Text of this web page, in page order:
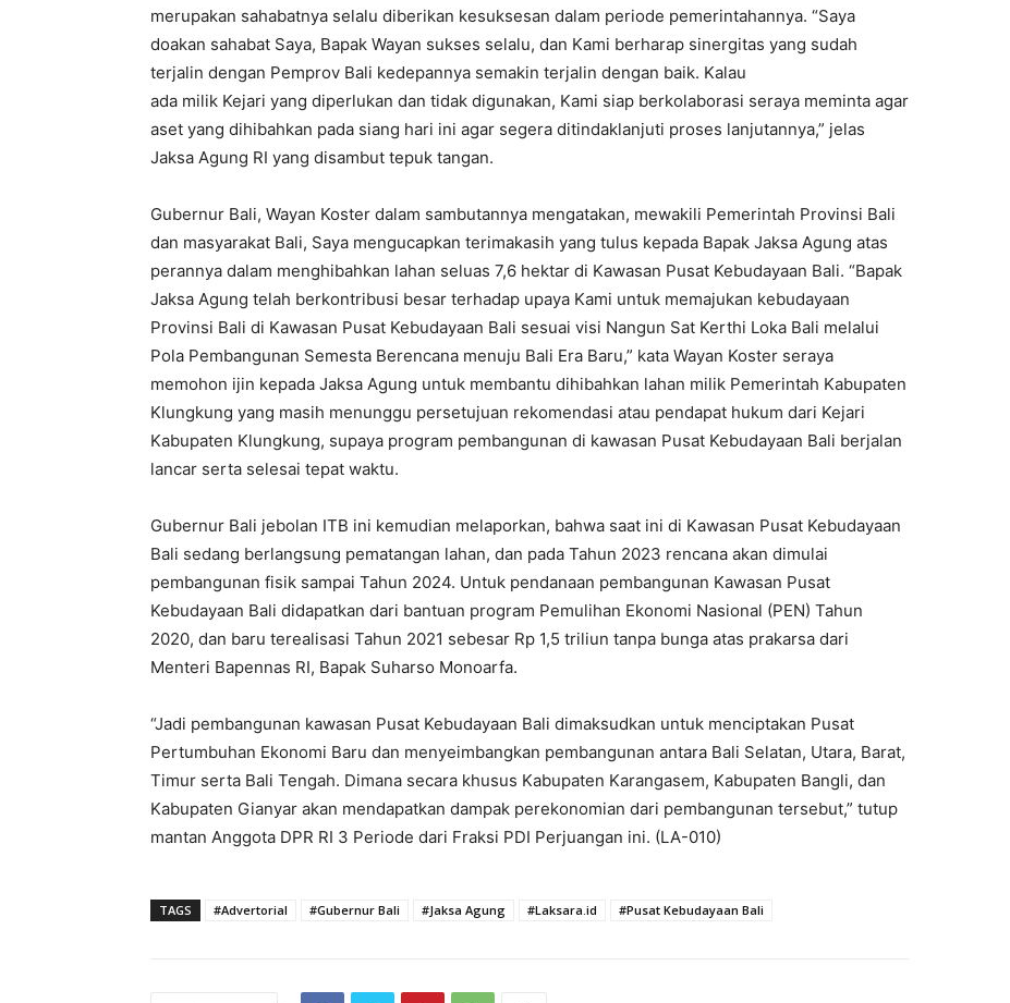
merupakan sahabatnya selalu diberikan kesuksesan dalam periode pemerintahannya. “Saya
doakan sahabat Saya, Bapak Wayan sukses selalu, dan Kami berharap sinergitas yang sudah
terjalin dengan Pemprov Bali kedepannya semakin terjalin dengan baik. Kalau
ada milik Kejari yang diperlukan dan tidak digunakan, Kami siap berkolaborasi seraya meminta agar
aset yang dihibahkan pada siang hari ini agar segera ditindaklanjuti proses lanjutannya,” jelas
Jaksa Agung RI yang disambut tepuk tangan.
Gubernur Bali, Wayan Koster dalam sambutannya mengatakan, mewakili Pemerintah Provinsi Bali
dan masyarakat Bali, Saya mengucapkan terimakasih yang tulus kepada Bapak Jaksa Agung atas
perannya dalam menghibahkan lahan seluas 7,6 hektar di Kawasan Pusat Kebudayaan Bali. “Bapak
Jaksa Agung telah berkontribusi besar terhadap upaya Kami untuk memajukan kebudayaan
Provinsi Bali di Kawasan Pusat Kebudayaan Bali sesuai visi Nangun Sat Kerthi Loka Bali melalui
Pola Pembangunan Semesta Berencana menuju Bali Era Baru,” kata Wayan Koster seraya
memohon ijin kepada Jaksa Agung untuk membantu dihibahkan lahan milik Pemerintah Kabupaten
Klungkung yang masih menunggu persetujuan rekomendasi atau pendapat hukum dari Kejari
Kabupaten Klungkung, supaya program pembangunan di kawasan Pusat Kebudayaan Bali berjalan
lancar serta selesai tepat waktu.
Gubernur Bali jebolan ITB ini kemudian melaporkan, bahwa saat ini di Kawasan Pusat Kebudayaan
Bali sedang berlangsung pematangan lahan, dan pada Tahun 2023 rencana akan dimulai
pembangunan fisik sampai Tahun 2024. Untuk pendanaan pembangunan Kawasan Pusat
Kebudayaan Bali didapatkan dari bantuan program Pemulihan Ekonomi Nasional (PEN) Tahun
2020, dan baru terealisasi Tahun 2021 sebesar Rp 1,5 triliun tanpa bunga atas prakarsa dari
Menteri Bapennas RI, Bapak Suharso Monoarfa.
“Jadi pembangunan kawasan Pusat Kebudayaan Bali dimaksudkan untuk menciptakan Pusat
Pertumbuhan Ekonomi Baru dan menyeimbangkan pembangunan antara Bali Selatan, Utara, Barat,
Timur serta Bali Tengah. Dimana secara khusus Kabupaten Karangasem, Kabupaten Bangli, dan
Kabupaten Gianyar akan mendapatkan dampak perekonomian dari pembangunan tersebut,” tutup
mantan Anggota DPR RI 3 Periode dari Fraksi PDI Perjuangan ini. (LA-010)
TAGS #Advertorial #Gubernur Bali #Jaksa Agung #Laksara.id #Pusat Kebudayaan Bali